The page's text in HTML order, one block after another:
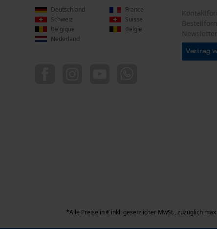
Newsletter
Vertrag
Deutschland
France
Schweiz
Suisse
Belgique
België
Nederland
*Alle Preise in € inkl. gesetzlicher MwSt., zuzüglich